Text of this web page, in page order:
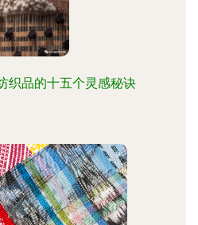
织品的十五个灵感秘诀